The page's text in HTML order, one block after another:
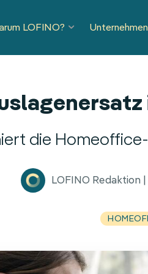
LOFINO? Unternehmen
die
LOFINO